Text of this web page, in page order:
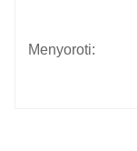
Menyoroti: